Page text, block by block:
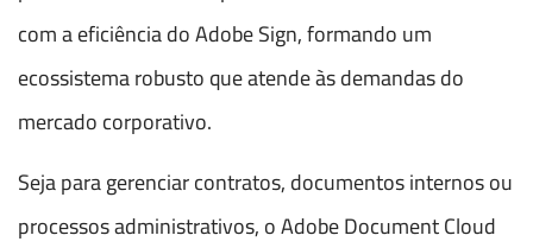
com a eficiência do Adobe Sign, formando um
ecossistema robusto que atende às demandas do
mercado corporativo.
Seja para gerenciar contratos, documentos internos ou
processos administrativos, o Adobe Document Cloud